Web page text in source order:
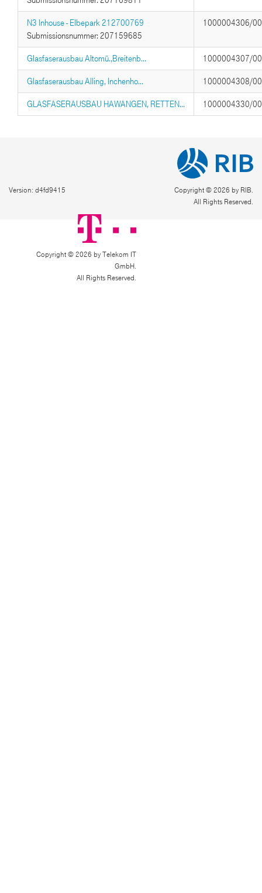
N3 Inhouse - Elbepark 212700769
Submissionsnummer: 207159685
1000004306/
Glasfaserausbau Altomü.,Breitenb... 1000004307/
Glasfaserausbau Alling, Inchenho... 1000004308/
GLASFASERAUSBAU HAWANGEN, RETTEN... 1000004330/
Version: d4fd9415
Copyright © 2026 by RIB.
All Rights Reserved.
Copyright © 2026 by Telekom IT
GmbH.
All Rights Reserved.